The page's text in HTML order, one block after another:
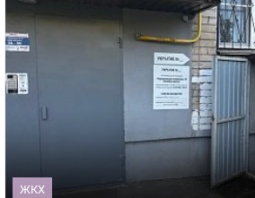
ЖКХ